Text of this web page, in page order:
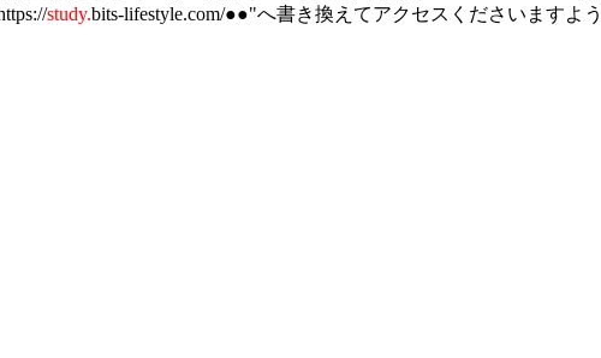
study.bits-lifestyle.com/●●"へ書き換えてアクセスくださいますよ